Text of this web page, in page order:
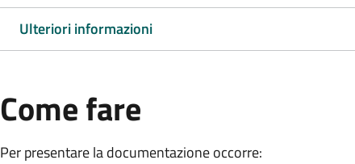
Ulteriori informazioni
Come fare
Per presentare la documentazione occorre: